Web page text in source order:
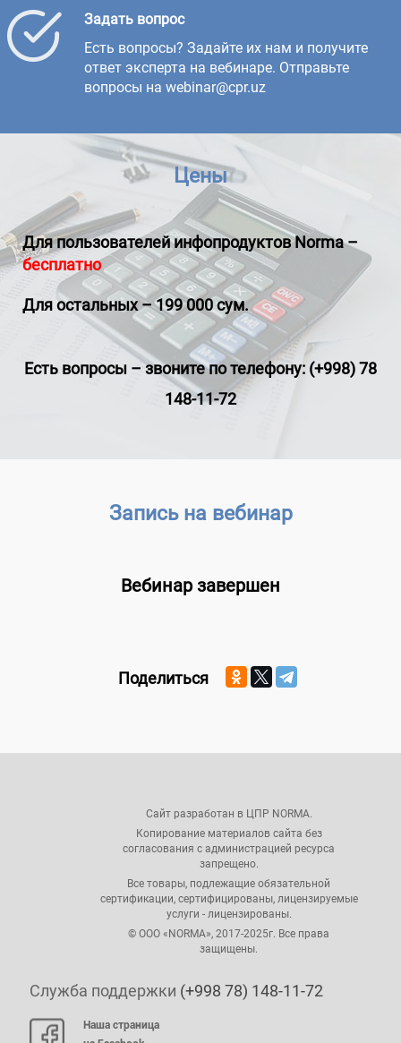
Задать вопрос
Есть вопросы? Задайте их нам и получите
ответ эксперта на вебинаре. Отправьте
вопросы на webinar@cpr.uz
Цены
Для пользователей инфопродуктовNorma–
бесплатно
Для остальных – 199 000 сум.
Есть вопросы –звоните по телефону: (+998) 78
148-11-72
Запись на вебинар
Вебинар завершен
Поделиться
Сайт разработан в ЦПР NORMA.
Копирование материалов сайта без
согласования с администрацией ресурса
запрещено.
Все товары, подлежащие обязательной
сертификации, сертифицированы, лицензируемые
услуги - лицензированы.
© ООО «NORMA», 2017-2025г. Все права
защищены.
Служба поддержки (+998 78) 148-11-72
Наша страница